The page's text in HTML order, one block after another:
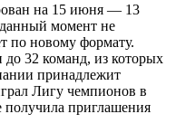
на 15 июня — 13
момент не
по новому формату.
до 32 команд, из которых
принадлежит
Лигу чемпионов в
получила приглашения